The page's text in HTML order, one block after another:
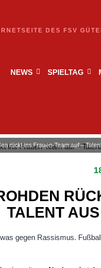
DES FSV
NEWS SPIELTAG
rückt ins Frauen‑Team auf –
TALENT